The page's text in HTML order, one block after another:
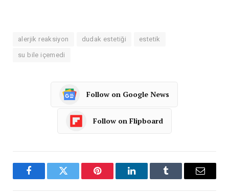
alerjik reaksiyon dudak estetiği estetik
su bile içemedi
Follow on Google News
Follow on Flipboard
FacebookTwitter Pinterest LinkedInTumblr Email